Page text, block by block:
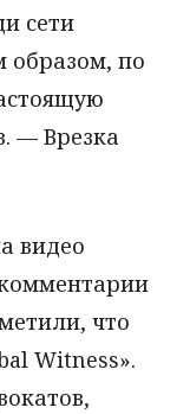
сети
образом, по
— Врезка
видео
что
Witness».